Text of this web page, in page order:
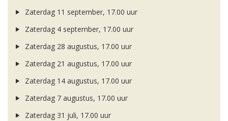
Zaterdag 11 september, 17.00 uur
Zaterdag 4 september, 17.00 uur
Zaterdag 28 augustus, 17.00 uur
Zaterdag 21 augustus, 17.00 uur
Zaterdag 14 augustus, 17.00 uur
Zaterdag 7 augustus, 17.00 uur
Zaterdag 31 juli, 17.00 uur